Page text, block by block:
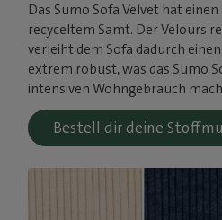
Das Sumo Sofa Velvet hat
recyceltem Samt. Der Velours
verleiht dem Sofa dadurch
extrem robust, was das Sumo
intensiven Wohngebrauch
Bestell dir deine